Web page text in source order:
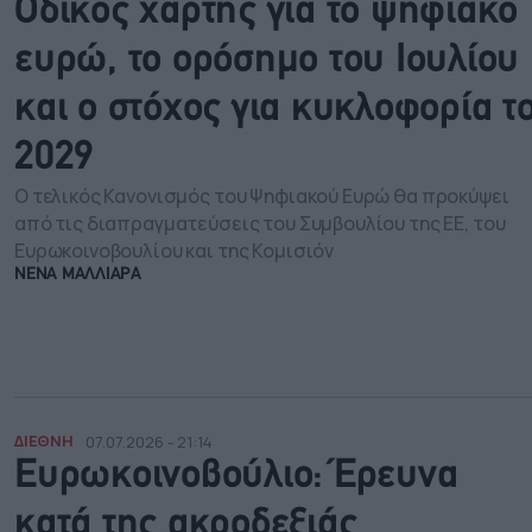
Οδικός χάρτης για το ψηφιακό
ευρώ, το ορόσημο του Ιουλίου
και ο στόχος για κυκλοφορία
2029
Ο τελικός Κανονισμός του Ψηφιακού Ευρώ θα προκύψει
από τις διαπραγματεύσεις του Συμβουλίου της ΕΕ, του
Ευρωκοινοβουλίου και της Κομισιόν
ΝΕΝΑ ΜΑΛΛΙΑΡΑ
ΔΙΕΘΝΗ 07.07.2026 - 21:14
Ευρωκοινοβούλιο: Έρευνα